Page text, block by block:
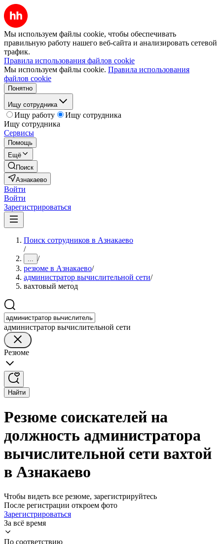
Мы используем файлы cookie, чтобы обеспечивать
правильную работу нашего веб-сайта и анализировать сетевой
трафик.
Правила использования файлов cookie
Мы используем файлы cookie. Правила использования
файлов cookie
Понятно
Ищу сотрудника
Ищу работу
Ищу сотрудника
Ищу сотрудника
Сервисы
Помощь
Ещё
Поиск
Азнакаево
Войти
Войти
Зарегистрироваться
Поиск сотрудников в Азнакаево
/
... /
резюме в Азнакаево/
администратор вычислительной сети/
вахтовый метод
администратор вычислительной сети
Резюме
Найти
Резюме соискателей на
должность администратора
вычислительной сети вахтой
в Азнакаево
Чтобы видеть все резюме, зарегистрируйтесь
После регистрации откроем фото
Зарегистрироваться
За всё время
По соответствию